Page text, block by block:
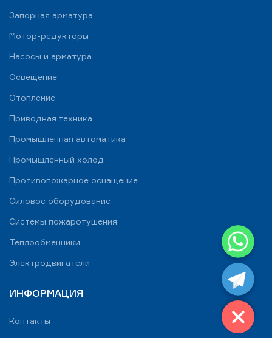
Запорная арматура
Мотор-редукторы
Насосы и арматура
Освещение
Отопление
Приводная техника
Промышленная автоматика
Промышленный холод
Противопожарное оснащение
Силовое оборудование
Системы пожаротушения
Теплообменники
Электродвигатели
ИНФОРМАЦИЯ
Контакты
WhatsApp
Telegram